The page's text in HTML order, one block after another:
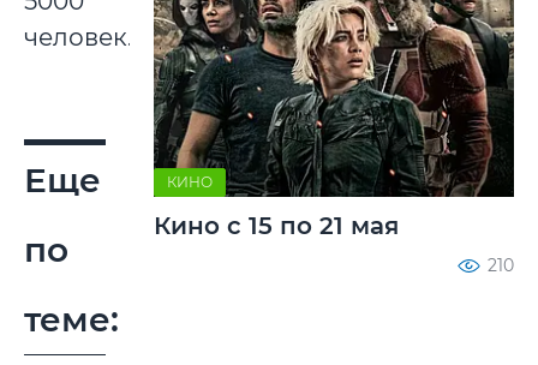
человек.
Еще
по
теме:
КИНО
Кино с 15 по 21 мая
210